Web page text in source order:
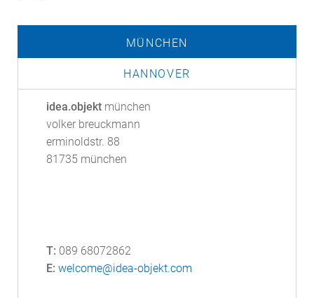
MÜNCHEN
HANNOVER
idea.objektmünchen
volker breuckmann
erminoldstr. 88
81735 münchen
T: 089 68072862
E: welcome@idea-objekt.com